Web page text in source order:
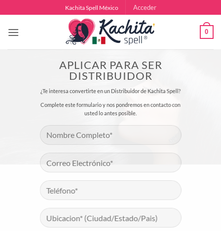
al
contenido
Kachita Spell México Acceder
0
APLICAR PARA SER
DISTRIBUIDOR
¿Te interesa convertirte en un Distribuidor de Kachita Spell?
Complete este formulario y nos pondremos en contacto con
usted lo antes posible.